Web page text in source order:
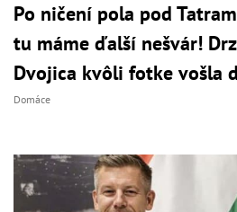
Po ničení pola pod
tu máme ďalší nešvár!
Dvojica kvôli fotke vošla
Domáce